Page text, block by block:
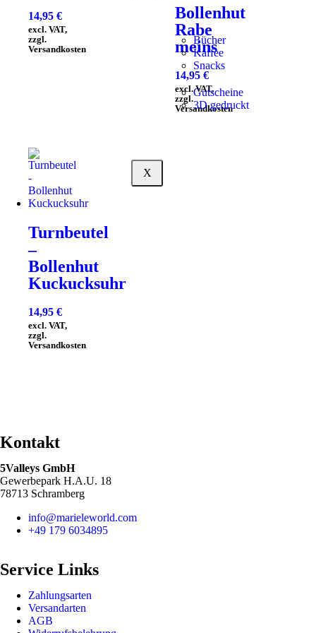
Bücher
Kaffee
Snacks
Gutscheine
3D gedruckt
X
14,95 €
excl. VAT,
zzgl.
Versandkosten
Bollenhut
Rabe
meins
14,95 €
excl. VAT,
zzgl.
Versandkosten
Turnbeutel
–
Bollenhut
Kuckucksuhr
14,95 €
excl. VAT,
zzgl.
Versandkosten
Kontakt
5Valleys GmbH
Gewerbepark H.A.U. 18
78713 Schramberg
info@marieleworld.com
+49 179 6034895
Service Links
Zahlungsarten
Versandarten
AGB